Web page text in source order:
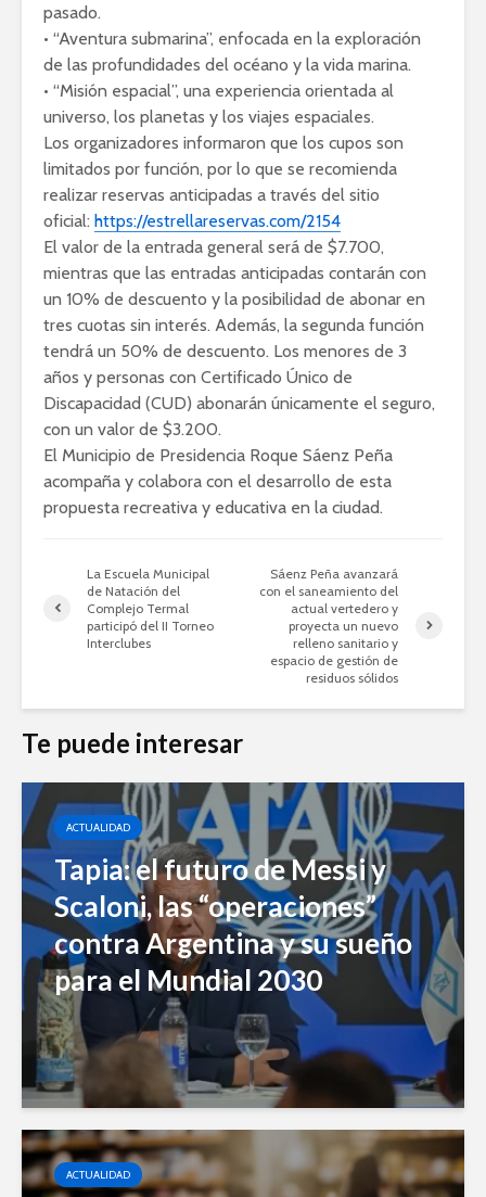
pasado.
• “Aventura submarina”, enfocada en la exploración
de las profundidades del océano y la vida marina.
• “Misión espacial”, una experiencia orientada al
universo, los planetas y los viajes espaciales.
Los organizadores informaron que los cupos son
limitados por función, por lo que se recomienda
realizar reservas anticipadas a través del sitio
oficial: https://estrellareservas.com/2154
El valor de la entrada general será de $7.700,
mientras que las entradas anticipadas contarán con
un 10% de descuento y la posibilidad de abonar en
tres cuotas sin interés. Además, la segunda función
tendrá un 50% de descuento. Los menores de 3
años y personas con Certificado Único de
Discapacidad (CUD) abonarán únicamente el seguro,
con un valor de $3.200.
El Municipio de Presidencia Roque Sáenz Peña
acompaña y colabora con el desarrollo de esta
propuesta recreativa y educativa en la ciudad.
La Escuela Municipal
de Natación del
Complejo Termal
participó del II Torneo
Interclubes
Sáenz Peña avanzará
con el saneamiento del
actual vertedero y
proyecta un nuevo
relleno sanitario y
espacio de gestión de
residuos sólidos
Te puede interesar
ACTUALIDAD
Tapia: el futuro de Messi y
Scaloni, las “operaciones”
contra Argentina y su sueño
para el Mundial 2030
ACTUALIDAD